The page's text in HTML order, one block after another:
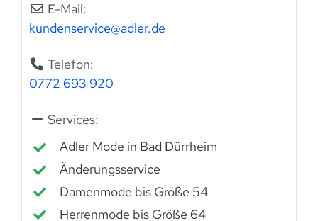
E-Mail:
kundenservice@adler.de
Telefon:
0772 693 920
Services:
Adler Mode in Bad Dürrheim
Änderungsservice
Damenmode bis Größe 54
Herrenmode bis Größe 64